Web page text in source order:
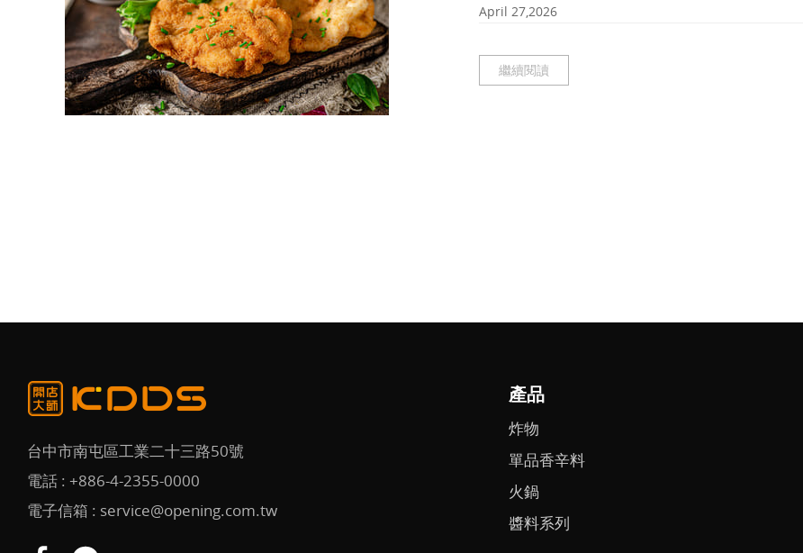
April 27,2026
繼續閱讀
產品
炸物
單品香辛料
火鍋
醬料系列
台中市南屯區工業二十三路50號
電話 : +886-4-2355-0000
電子信箱 : service@opening.com.tw